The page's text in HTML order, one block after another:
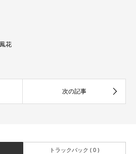
花
トラックバック ( 0 )